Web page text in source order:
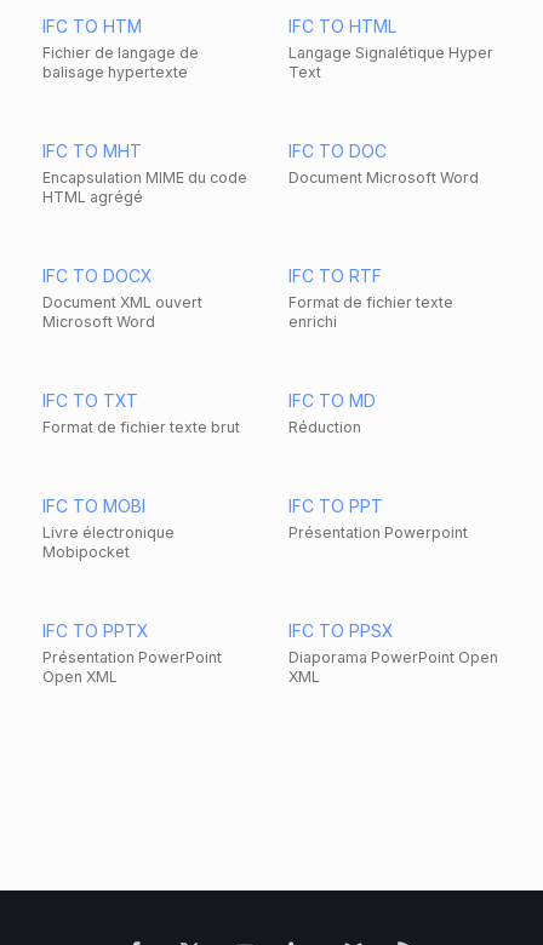
IFC TO HTM
Fichier de langage de
balisage hypertexte
IFC TO HTML
Langage Signalétique Hyper
Text
IFC TO MHT
Encapsulation MIME du code
HTML agrégé
IFC TO DOC
Document Microsoft Word
IFC TO DOCX
Document XML ouvert
Microsoft Word
IFC TO RTF
Format de fichier texte
enrichi
IFC TO TXT
Format de fichier texte brut
IFC TO MD
Réduction
IFC TO MOBI
Livre électronique
Mobipocket
IFC TO PPT
Présentation Powerpoint
IFC TO PPTX
Présentation PowerPoint
Open XML
IFC TO PPSX
Diaporama PowerPoint Open
XML